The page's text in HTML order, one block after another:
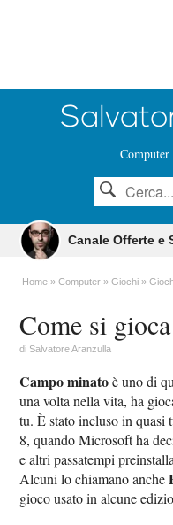
Computer
Canale Offerte e
Home Computer Giochi
Come si
diSalvatore Aranzulla
Campo minatoè uno di
una volta nella vita, ha
tu. È stato incluso in
8, quando Microsoft ha
e altri passatempi
Alcuni lo chiamano anche
gioco usato in alcune